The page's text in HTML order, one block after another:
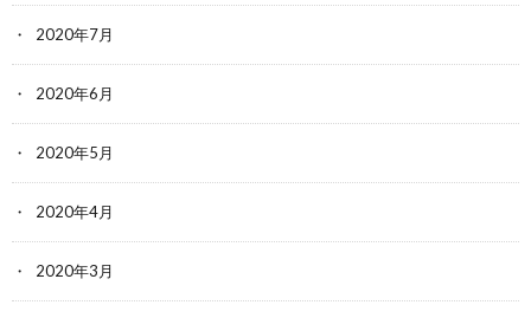
2020年7月
2020年6月
2020年5月
2020年4月
2020年3月